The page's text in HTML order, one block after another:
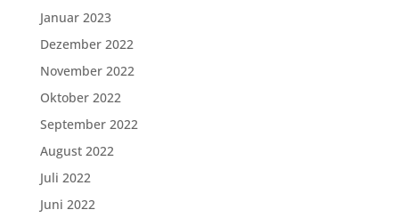
Januar 2023
Dezember 2022
November 2022
Oktober 2022
September 2022
August 2022
Juli 2022
Juni 2022